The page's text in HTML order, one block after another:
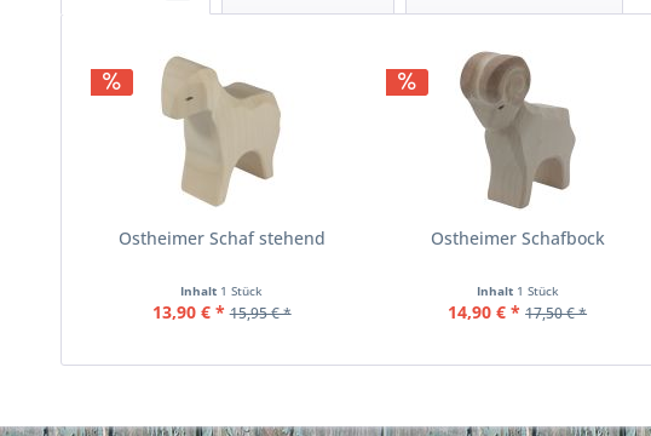
Ostheimer Schaf stehend
Inhalt 1 Stück
13,90 € * 15,95 € *
Ostheimer Schafbock
Inhalt 1 Stück
14,90 € * 17,50 € *